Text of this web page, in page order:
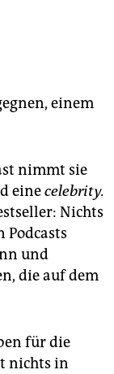
einem
nimmt sie
einecelebrity.
Nichts
und
die auf dem
für die
nichts in